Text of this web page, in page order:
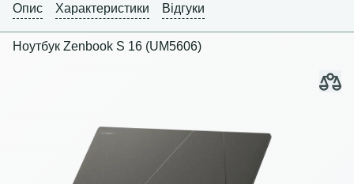
Опис Характеристики Відгуки
Ноутбук Zenbook S 16 (UM5606)